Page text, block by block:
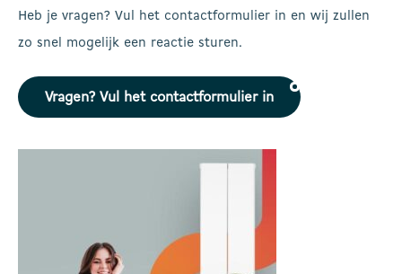
Heb je vragen? Vul het contactformulier in en wij zullen
zo snel mogelijk een reactie sturen.
Vragen? Vul het contactformulier in